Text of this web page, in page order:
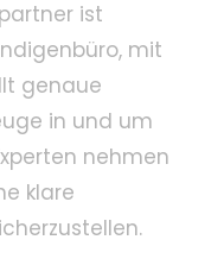
ist
mit
genaue
in und um
nehmen
klare